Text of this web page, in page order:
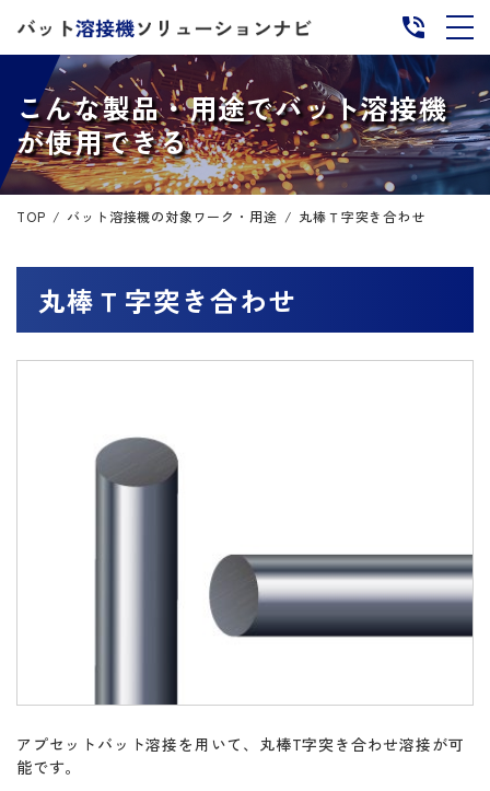
こんな製品・用途でバット溶接機
が使用できる
TOP バット溶接機の対象ワーク・用途 丸棒Ｔ字突き合わせ
丸棒Ｔ字突き合わせ
アプセットバット溶接を用いて、丸棒T字突き合わせ溶接が可
能です。